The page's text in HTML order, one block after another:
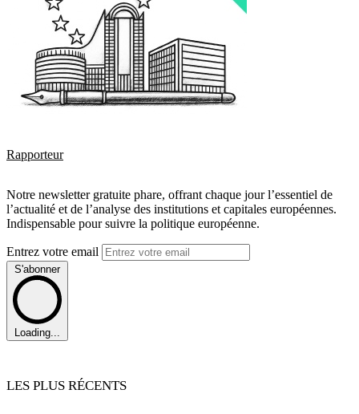
Rapporteur
Notre newsletter gratuite phare, offrant chaque jour l’essentiel de
l’actualité et de l’analyse des institutions et capitales européennes.
Indispensable pour suivre la politique européenne.
Entrez votre email
S'abonner
Loading...
LES PLUS RÉCENTS